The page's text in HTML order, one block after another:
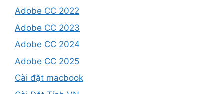
Adobe CC 2022
Adobe CC 2023
Adobe CC 2024
Adobe CC 2025
Cài đặt macbook